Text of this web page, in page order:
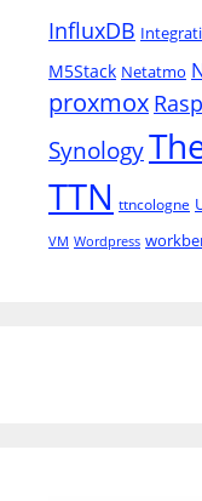
InfluxDB
M5Stack Netatmo
proxmox
Synology
TTN ttncologne
VM Wordpress